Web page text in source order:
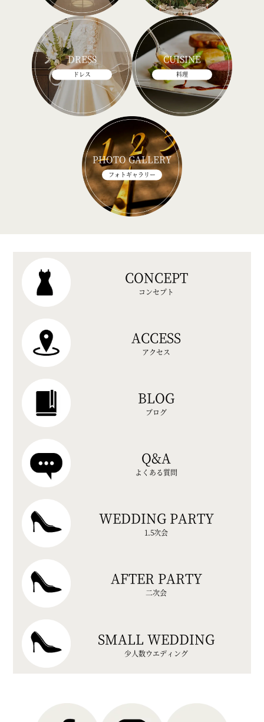
DRESS
ドレス
CUISINE
料理
PHOTO GALLERY
フォトギャラリー
CONCEPT
コンセプト
ACCESS
アクセス
BLOG
ブログ
Q&A
よくある質問
WEDDING PARTY
1.5次会
AFTER PARTY
二次会
SMALL WEDDING
少人数ウエディング